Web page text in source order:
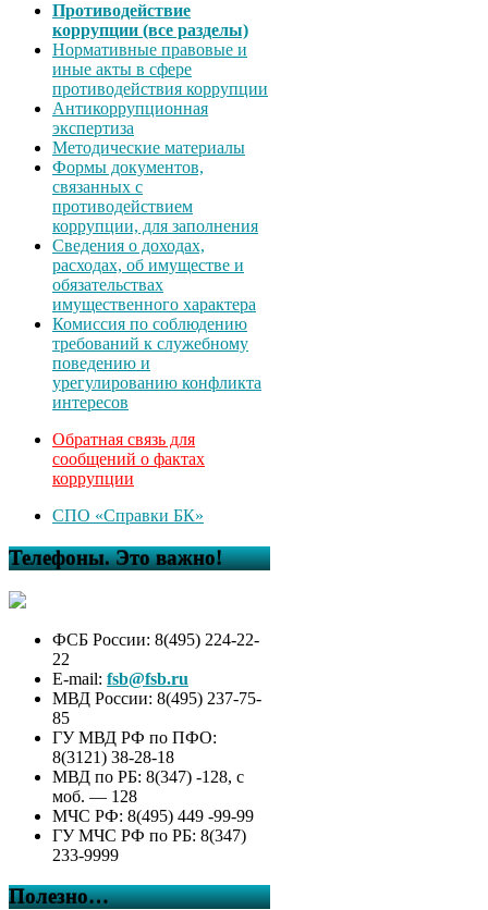
Противодействие
коррупции (все разделы)
Нормативные правовые и
иные акты в сфере
противодействия коррупции
Антикоррупционная
экспертиза
Методические материалы
Формы документов,
связанных с
противодействием
коррупции, для заполнения
Сведения о доходах,
расходах, об имуществе и
обязательствах
имущественного характера
Комиссия по соблюдению
требований к служебному
поведению и
урегулированию конфликта
интересов
Обратная связь для
сообщений о фактах
коррупции
СПО «Справки БК»
Телефоны. Это важно!
ФСБ России: 8(495) 224-22-
22
E-mail: fsb@fsb.ru
МВД России: 8(495) 237-75-
85
ГУ МВД РФ по ПФО:
8(3121) 38-28-18
МВД по РБ: 8(347) -128, с
моб. — 128
МЧС РФ: 8(495) 449 -99-99
ГУ МЧС РФ по РБ: 8(347)
233-9999
Полезно…